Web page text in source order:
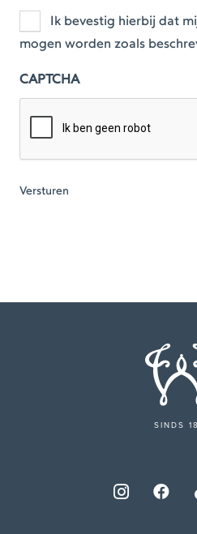
Ik bevestig hierbij dat
mogen worden zoals
CAPTCHA
SINDS